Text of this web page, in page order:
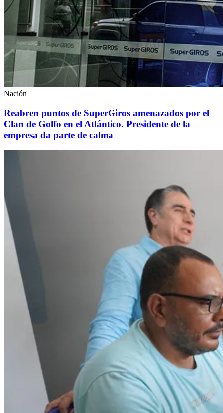
Nación
Reabren puntos de SuperGiros amenazados por el
Clan de Golfo en el Atlántico. Presidente de la
empresa da parte de calma